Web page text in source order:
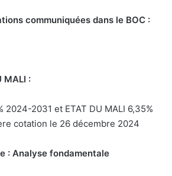
communiquées dans le BOC :
MALI :
2024-2031 et ETAT DU MALI 6,35%
cotation le 26 décembre 2024
: Analyse fondamentale